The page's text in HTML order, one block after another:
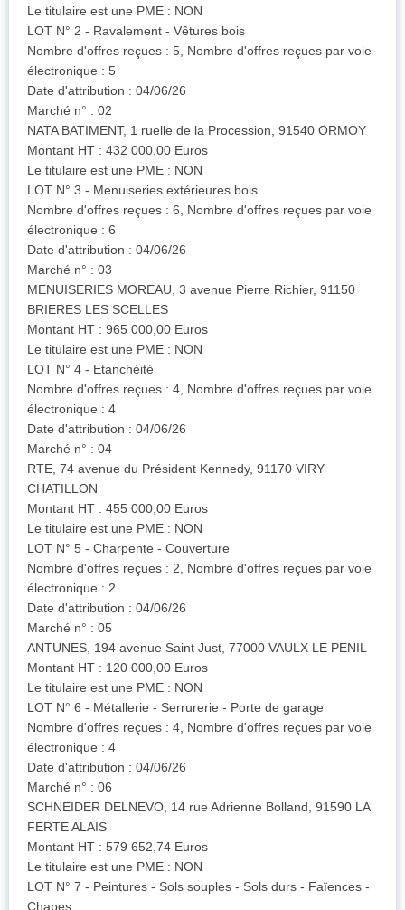
Le titulaire est une PME : NON
LOT N° 2 - Ravalement - Vêtures bois
Nombre d'offres reçues : 5, Nombre d'offres reçues par voie
électronique : 5
Date d'attribution : 04/06/26
Marché n° : 02
NATA BATIMENT, 1 ruelle de la Procession, 91540 ORMOY
Montant HT : 432 000,00 Euros
Le titulaire est une PME : NON
LOT N° 3 - Menuiseries extérieures bois
Nombre d'offres reçues : 6, Nombre d'offres reçues par voie
électronique : 6
Date d'attribution : 04/06/26
Marché n° : 03
MENUISERIES MOREAU, 3 avenue Pierre Richier, 91150
BRIERES LES SCELLES
Montant HT : 965 000,00 Euros
Le titulaire est une PME : NON
LOT N° 4 - Etanchéité
Nombre d'offres reçues : 4, Nombre d'offres reçues par voie
électronique : 4
Date d'attribution : 04/06/26
Marché n° : 04
RTE, 74 avenue du Président Kennedy, 91170 VIRY
CHATILLON
Montant HT : 455 000,00 Euros
Le titulaire est une PME : NON
LOT N° 5 - Charpente - Couverture
Nombre d'offres reçues : 2, Nombre d'offres reçues par voie
électronique : 2
Date d'attribution : 04/06/26
Marché n° : 05
ANTUNES, 194 avenue Saint Just, 77000 VAULX LE PENIL
Montant HT : 120 000,00 Euros
Le titulaire est une PME : NON
LOT N° 6 - Métallerie - Serrurerie - Porte de garage
Nombre d'offres reçues : 4, Nombre d'offres reçues par voie
électronique : 4
Date d'attribution : 04/06/26
Marché n° : 06
SCHNEIDER DELNEVO, 14 rue Adrienne Bolland, 91590 LA
FERTE ALAIS
Montant HT : 579 652,74 Euros
Le titulaire est une PME : NON
LOT N° 7 - Peintures - Sols souples - Sols durs - Faïences -
Chapes